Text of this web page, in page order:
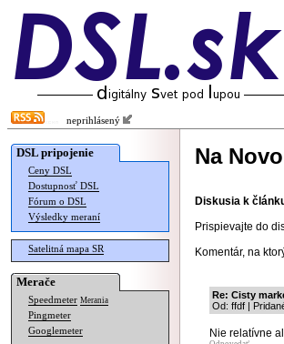
neprihlásený
DSL pripojenie
Ceny DSL
Dostupnosť DSL
Fórum o DSL
Výsledky meraní
Satelitná mapa SR
Merače
Speedmeter Merania
Pingmeter
Googlemeter
Na
Diskusia k
Prispievajte do
Komentár, na
Re: Cisty
Od: ffdf |
Nie relatívne